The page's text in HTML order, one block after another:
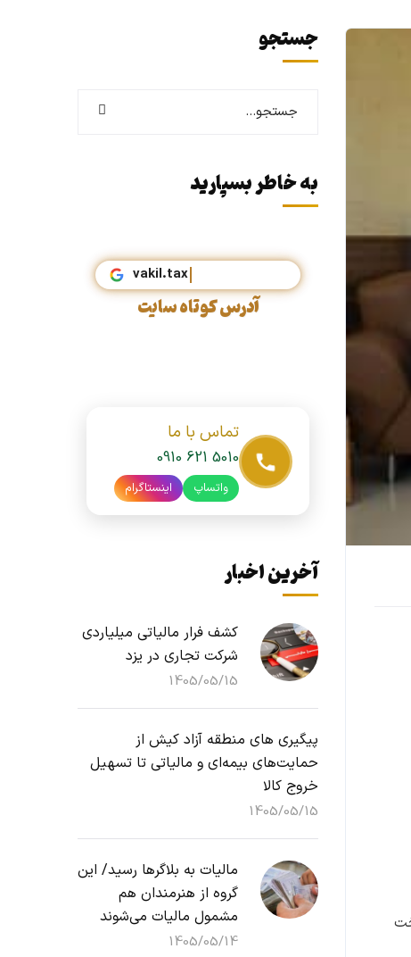
جستجو
به خاطر بسپارید
vakil.t
آدرس کوتاه سایت
تماس با ما
0910 621 5010
واتساپ اینستاگرام
آخرین اخبار
کشف فرار مالیاتی میلیاردی
شرکت تجاری در یزد
1405/05/15
پیگیری های منطقه آزاد کیش از
حمایت‌های بیمه‌ای و مالیاتی تا تسهیل
خروج کالا
1405/05/15
مالیات به بلاگرها رسید/ این
گروه از هنرمندان هم
مشمول مالیات می‌شوند
1405/05/14